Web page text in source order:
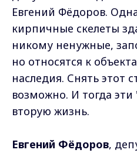
Евгений Фёдоров.
кирпичные скелеты
никому ненужные,
но относятся к
наследия. Снять этот
возможно. И тогда
вторую жизнь.
Евгений Фёдоров,